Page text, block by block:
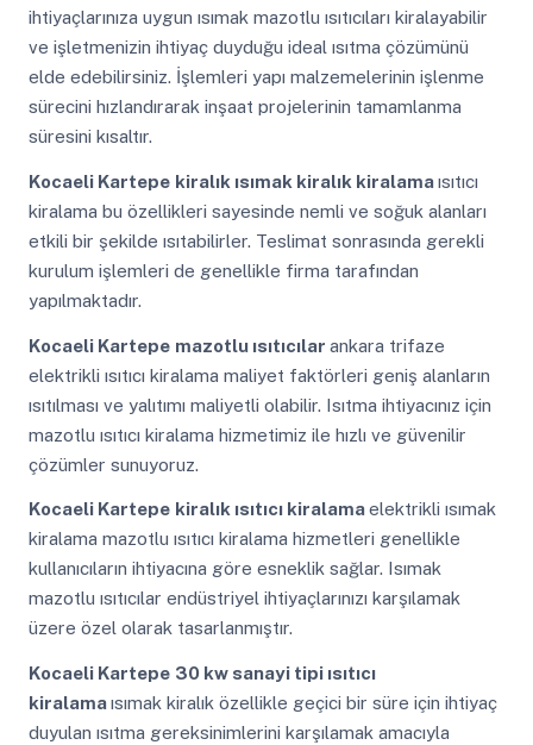
ihtiyaçlarınıza uygun ısımak mazotlu ısıtıcıları kiralayabilir
ve işletmenizin ihtiyaç duyduğu ideal ısıtma çözümünü
elde edebilirsiniz. İşlemleri yapı malzemelerinin işlenme
sürecini hızlandırarak inşaat projelerinin tamamlanma
süresini kısaltır.
Kocaeli Kartepe kiralık ısımak kiralık kiralamaısıtıcı
kiralama bu özellikleri sayesinde nemli ve soğuk alanları
etkili bir şekilde ısıtabilirler. Teslimat sonrasında gerekli
kurulum işlemleri de genellikle firma tarafından
yapılmaktadır.
Kocaeli Kartepe mazotlu ısıtıcılar ankara trifaze
elektrikli ısıtıcı kiralama maliyet faktörleri geniş alanların
ısıtılması ve yalıtımı maliyetli olabilir. Isıtma ihtiyacınız için
mazotlu ısıtıcı kiralama hizmetimiz ile hızlı ve güvenilir
çözümler sunuyoruz.
Kocaeli Kartepe kiralık ısıtıcı kiralamaelektrikli ısımak
kiralama mazotlu ısıtıcı kiralama hizmetleri genellikle
kullanıcıların ihtiyacına göre esneklik sağlar. Isımak
mazotlu ısıtıcılar endüstriyel ihtiyaçlarınızı karşılamak
üzere özel olarak tasarlanmıştır.
Kocaeli Kartepe 30 kw sanayi tipi ısıtıcı
kiralamaısımak kiralık özellikle geçici bir süre için ihtiyaç
duyulan ısıtma gereksinimlerini karşılamak amacıyla